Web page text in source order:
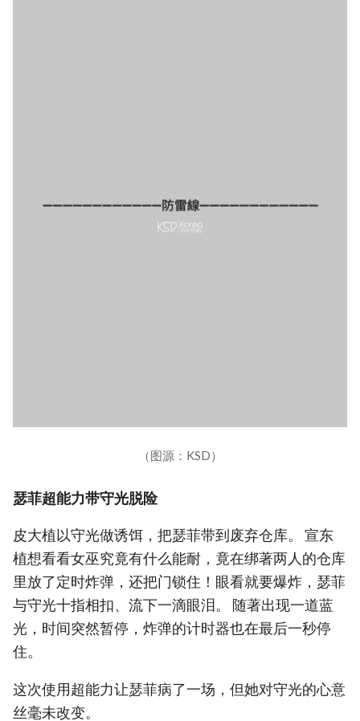
（图源：KSD）
瑟菲超能力带守光脱险
皮大植以守光做诱饵，把瑟菲带到废弃仓库。 宣东
植想看看女巫究竟有什么能耐，竟在绑著两人的仓库
里放了定时炸弹，还把门锁住！眼看就要爆炸，瑟菲
与守光十指相扣、流下一滴眼泪。 随著出现一道蓝
光，时间突然暂停，炸弹的计时器也在最后一秒停
住。
这次使用超能力让瑟菲病了一场，但她对守光的心意
丝毫未改变。